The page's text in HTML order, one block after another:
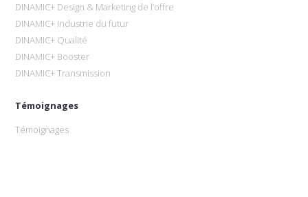
DINAMIC+ Design & Marketing de l’offre
DINAMIC+ Industrie du futur
DINAMIC+ Qualité
DINAMIC+ Booster
DINAMIC+ Transmission
Témoignages
Témoignages